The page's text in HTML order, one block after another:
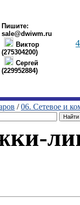
Пишите:
sale@dwiwm.ru
Виктор
(275304200)
Сергей
(229952884)
/06. Сетевое и